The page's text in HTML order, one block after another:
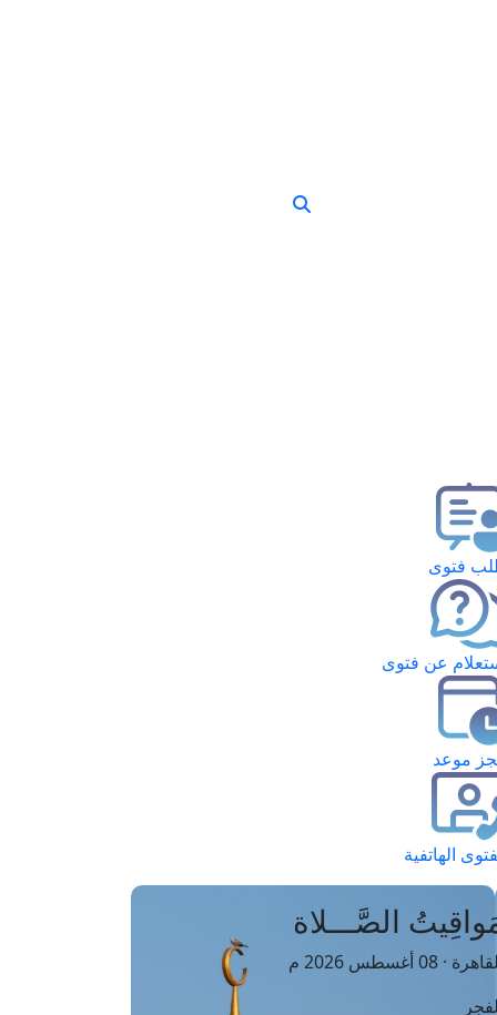
فتوى
عن فتوى
موعد
الهاتفية
الصَّـــلاة
· 08 أغسطس 2026 م